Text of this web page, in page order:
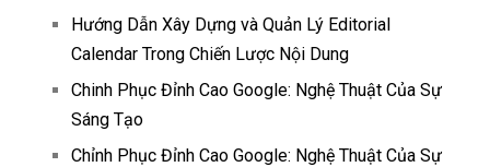
Hướng Dẫn Xây Dựng và Quản Lý Editorial
Calendar Trong Chiến Lược Nội Dung
Chinh Phục Đỉnh Cao Google: Nghệ Thuật Của Sự
Sáng Tạo
Chỉnh Phục Đỉnh Cao Google: Nghệ Thuật Của Sự